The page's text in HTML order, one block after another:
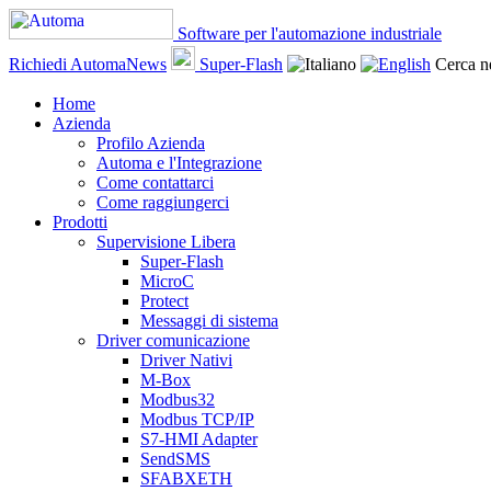
Software per l'automazione industriale
Richiedi AutomaNews
Super-Flash Cerca
Home
Azienda
Profilo Azienda
Automa e l'Integrazione
Come contattarci
Come raggiungerci
Prodotti
Supervisione Libera
Super-Flash
MicroC
Protect
Messaggi di sistema
Driver comunicazione
Driver Nativi
M-Box
Modbus32
Modbus TCP/IP
S7-HMI Adapter
SendSMS
SFABXETH